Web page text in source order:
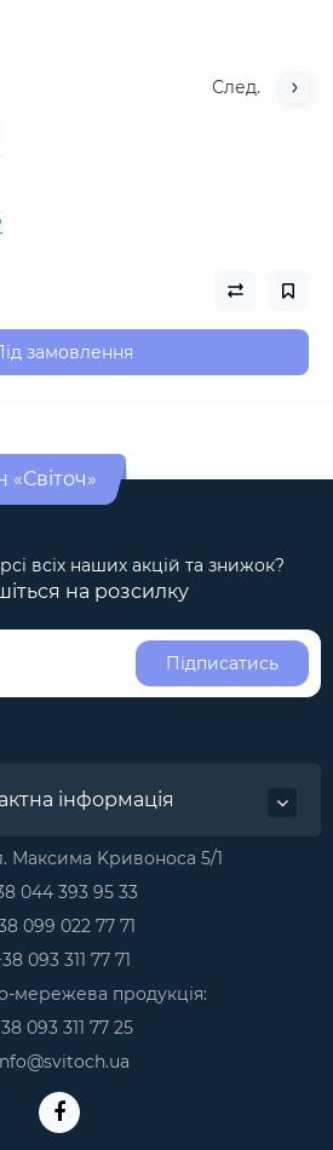
След.
замовлення
«Світоч»
всіх наших акцій та знижок?
на розсилку
Підписатись
інформація
Максима Kривоноса 5/1
044 393 95 33
099 022 77 71
093 311 77 71
мережева продукція:
093 311 77 25